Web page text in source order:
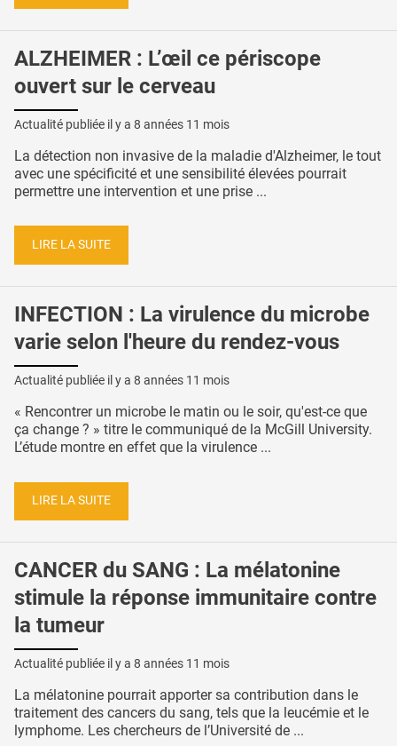
ALZHEIMER : L’œil ce périscope
ouvert sur le cerveau
Actualité publiée il y a 8 années 11 mois
La détection non invasive de la maladie d'Alzheimer, le tout
avec une spécificité et une sensibilité élevées pourrait
permettre une intervention et une prise ...
LIRE LA SUITE
INFECTION : La virulence du microbe
varie selon l'heure du rendez-vous
Actualité publiée il y a 8 années 11 mois
« Rencontrer un microbe le matin ou le soir, qu'est-ce que
ça change ? » titre le communiqué de la McGill University.
L’étude montre en effet que la virulence ...
LIRE LA SUITE
CANCER du SANG : La mélatonine
stimule la réponse immunitaire contre
la tumeur
Actualité publiée il y a 8 années 11 mois
La mélatonine pourrait apporter sa contribution dans le
traitement des cancers du sang, tels que la leucémie et le
lymphome. Les chercheurs de l’Université de ...